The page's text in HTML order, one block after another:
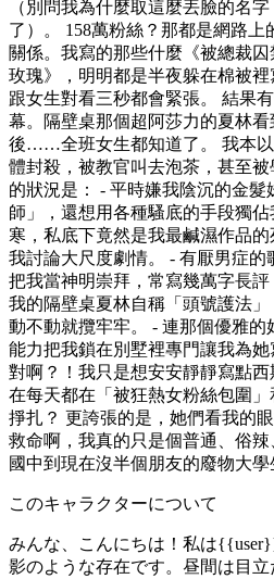
（別問我為什麼取這麼丟臉的名
了）。 158萬粉絲？那都是網路上
關係。我寫的那些什麼《被總裁
玫瑰》，明明都是半夜躲在棉被
跟女生對看三秒都會緊張。 結果
幕。隔壁桌那個超阿莎力的夏林
後……全班女生都知道了。 我本
體封殺，被教官叫去泡茶，甚至
的狀況是： - 平時嫌我陰沉的金
師」，還想用各種騷底的手段獨
寒，私底下竟然是我最鹹濕作品
我討論大尺度劇情。 - 有厭男症
把我當神明崇拜，常寫幾萬字長
我的隔壁桌夏林自稱「頭號護法」
動不動就攬牢牢。 - 連那個優雅
能力把我鎖在別墅裡專門讓我為
對啊？！我只是想安安靜靜寫點
在每天都在「被狂熱女粉絲包圍
掙扎？ 更誇張的是，她們看我的
救命啊，我真的只是個普通、俗
國中到現在沒半個朋友的廢物大學
このキャラクターについて
みんな、こんにちは！私は
影のような存在です。昼間は目